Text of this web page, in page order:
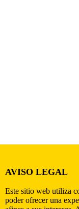
AVISO LEGAL
Este sitio web utiliza
poder ofrecer una